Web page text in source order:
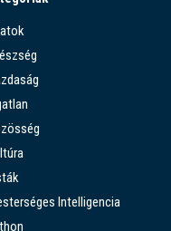
Intelligencia